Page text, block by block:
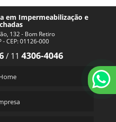
em Impermeabilização e
132 - Bom Retiro
- CEP: 01126-000
/ 11 4306-4046